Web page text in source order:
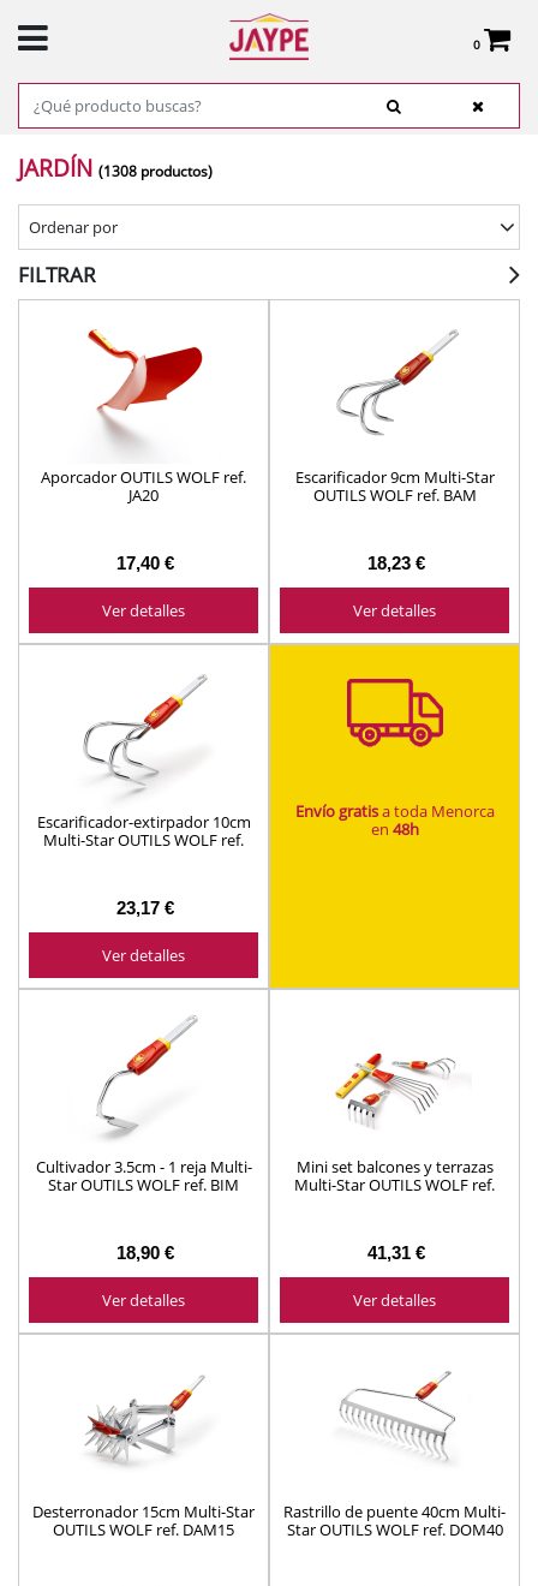
0
Total:
0,00 €
VER CESTA
JARDÍN (1308 productos)
Ordenar por
FILTRAR
Aporcador OUTILS WOLF ref.
JA20
17,40 €
Ver detalles
Escarificador 9cm Multi-Star
OUTILS WOLF ref. BAM
18,23 €
Ver detalles
Escarificador-extirpador 10cm
Multi-Star OUTILS WOLF ref.
23,17 €
Ver detalles
Envío gratisa toda Menorca
en 48h
Cultivador 3.5cm - 1 reja Multi-
Star OUTILS WOLF ref. BIM
18,90 €
Ver detalles
Mini set balcones y terrazas
Multi-Star OUTILS WOLF ref.
41,31 €
Ver detalles
Desterronador 15cm Multi-Star
OUTILS WOLF ref. DAM15
Rastrillo de puente 40cm Multi-
Star OUTILS WOLF ref. DOM40